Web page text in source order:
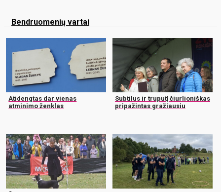
Bendruomenių vartai
Atidengtas dar vienas
atminimo ženklas
Subtilus ir truputį čiurlioniškas
pripažintas gražiausiu